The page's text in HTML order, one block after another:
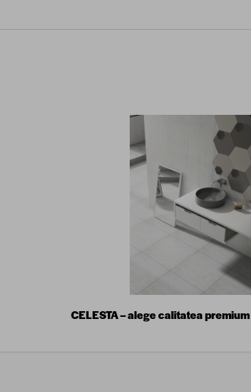
CELESTA – alege calitatea